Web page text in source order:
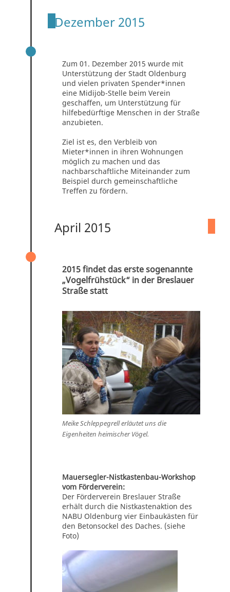
Dezember 2015
Zum 01. Dezember 2015 wurde mit
Unterstützung der Stadt Oldenburg
und vielen privaten Spender*innen
eine Midijob-Stelle beim Verein
geschaffen, um Unterstützung für
hilfebedürftige Menschen in der Straße
anzubieten.
Ziel ist es, den Verbleib von
Mieter*innen in ihren Wohnungen
möglich zu machen und das
nachbarschaftliche Miteinander zum
Beispiel durch gemeinschaftliche
Treffen zu fördern.
April 2015
2015 findet das erste sogenannte
„Vogelfrühstück“ in der Breslauer
Straße statt
Meike Schleppegrell erläutet uns die
Eigenheiten heimischer Vögel.
Mauersegler-Nistkastenbau-Workshop
vom Förderverein:
Der Förderverein Breslauer Straße
erhält durch die Nistkastenaktion des
NABU Oldenburg vier Einbaukästen für
den Betonsockel des Daches. (siehe
Foto)